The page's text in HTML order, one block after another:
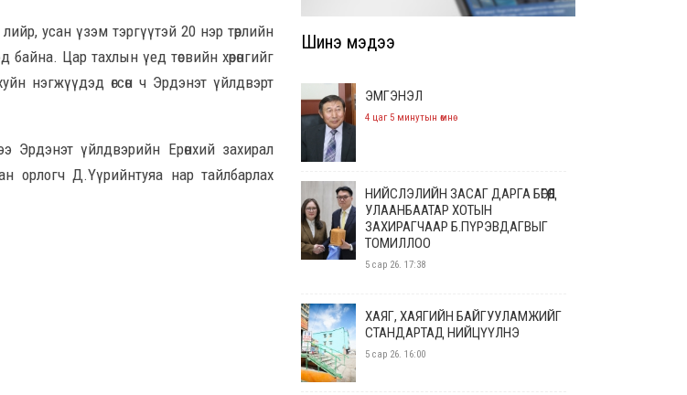
усан үзэм тэргүүтэй 20 нэр төрлийн
Цар тахлын үед төсвийн хөрөнгийг
нэгжүүдэд өгсөн ч Эрдэнэт үйлдвэрт
Эрдэнэт үйлдвэрийн Ерөнхий захирал
орлогч Д.Үүрийнтуяа нар тайлбарлах
Шинэ мэдээ
ЭМГЭНЭЛ
4 цаг 5 минутын өмнө
НИЙСЛЭЛИЙН ЗАСАГ ДАРГА БӨГӨӨД
УЛААНБААТАР ХОТЫН
ЗАХИРАГЧААР Б.ПҮРЭВДАГВЫГ
ТОМИЛЛОО
5 сар 26. 17:38
ХАЯГ, ХАЯГИЙН БАЙГУУЛАМЖИЙГ
СТАНДАРТАД НИЙЦҮҮЛНЭ
5 сар 26. 16:00